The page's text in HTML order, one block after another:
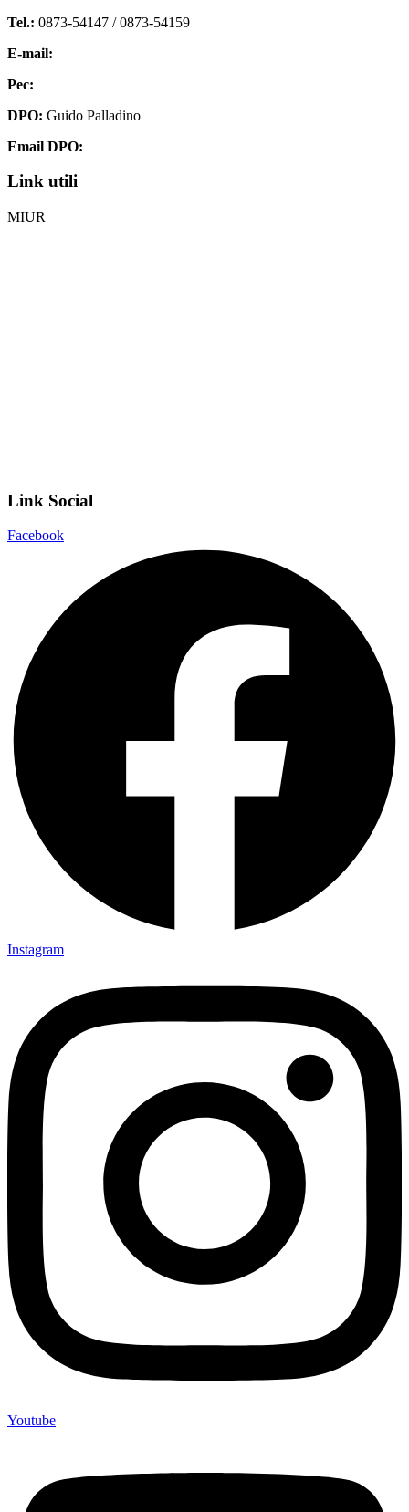
Tel.: 0873-54147 /0873-54159
E-mail:
Pec:
DPO: Guido Palladino
Email DPO:
Link utili
MIUR
Link Social
Facebook
Instagram
Youtube